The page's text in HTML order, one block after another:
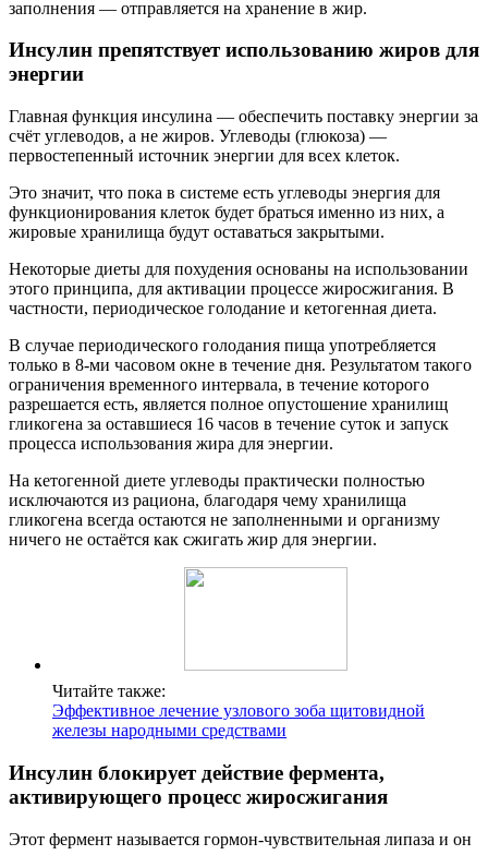
заполнения — отправляется на хранение в жир.
Инсулин препятствует использованию жиров для
энергии
Главная функция инсулина — обеспечить поставку энергии за
счёт углеводов, а не жиров. Углеводы (глюкоза) —
первостепенный источник энергии для всех клеток.
Это значит, что пока в системе есть углеводы энергия для
функционирования клеток будет браться именно из них, а
жировые хранилища будут оставаться закрытыми.
Некоторые диеты для похудения основаны на использовании
этого принципа, для активации процессе жиросжигания. В
частности, периодическое голодание и кетогенная диета.
В случае периодического голодания пища употребляется
только в 8-ми часовом окне в течение дня. Результатом такого
ограничения временного интервала, в течение которого
разрешается есть, является полное опустошение хранилищ
гликогена за оставшиеся 16 часов в течение суток и запуск
процесса использования жира для энергии.
На кетогенной диете углеводы практически полностью
исключаются из рациона, благодаря чему хранилища
гликогена всегда остаются не заполненными и организму
ничего не остаётся как сжигать жир для энергии.
Читайте также:
Эффективное лечение узлового зоба щитовидной
железы народными средствами
Инсулин блокирует действие фермента,
активирующего процесс жиросжигания
Этот фермент называется гормон-чувствительная липаза и он